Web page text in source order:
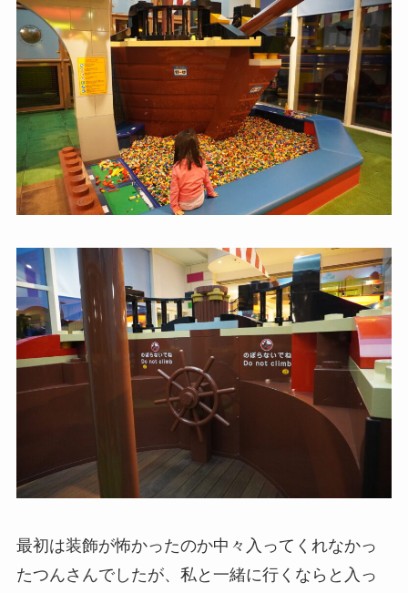
最初は装飾が怖かったのか中々入ってくれなかっ
たつんさんでしたが、私と一緒に行くならと入っ